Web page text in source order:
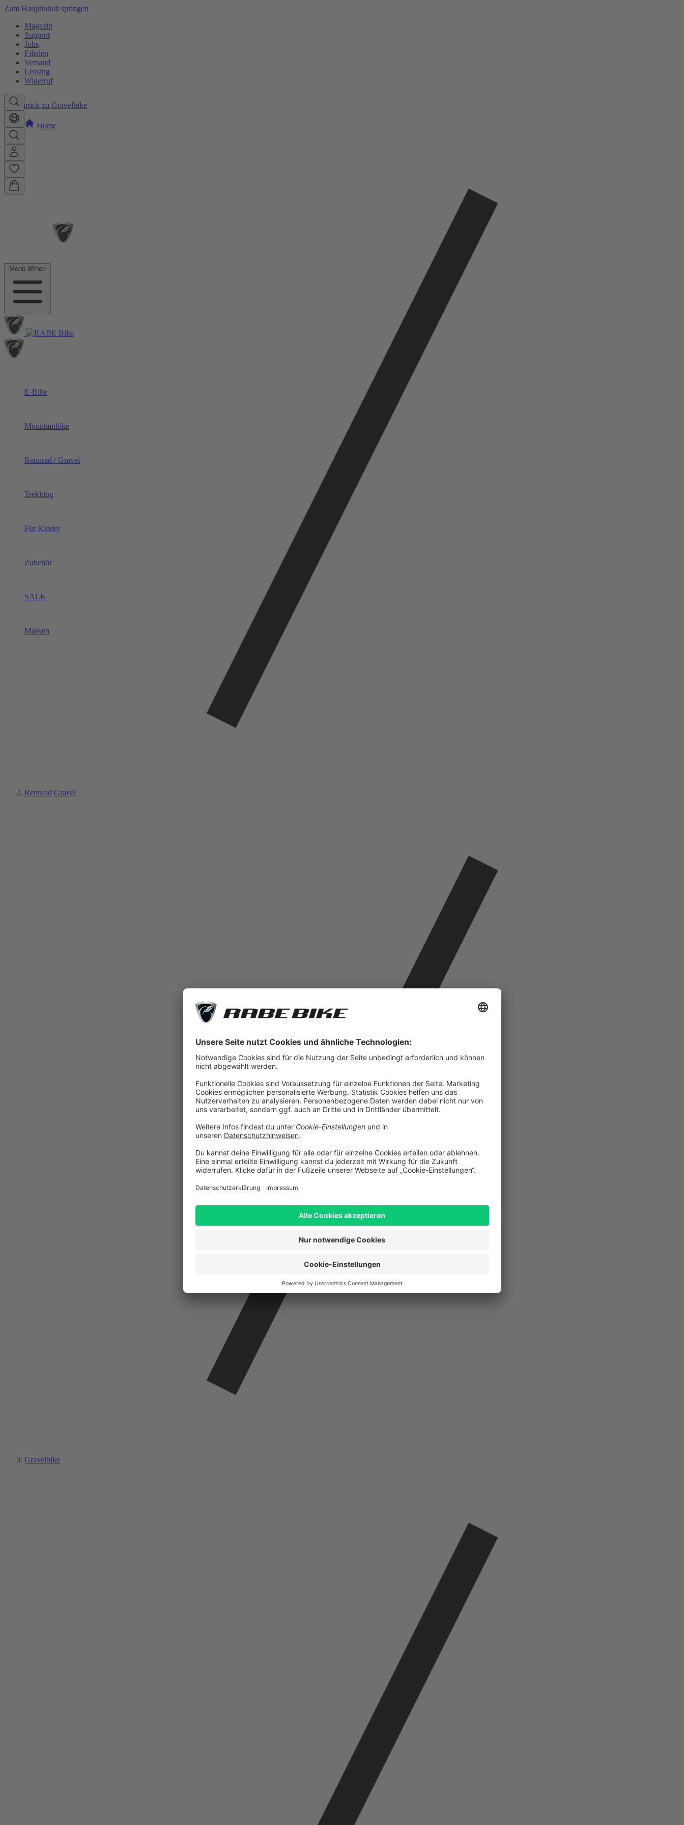
Zum Hauptinhalt springen
Magazin
Support
Jobs
Filialen
Versand
Leasing
Widerruf
Menü öffnen
E-Bike
Mountainbike
Rennrad / Gravel
Trekking
Für Kinder
Zubehör
SALE
Marken
Zurück zu Gravelbike
Home
Rennrad Gravel
Gravelbike